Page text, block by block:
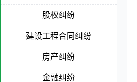
股权纠纷
建设工程合同纠纷
房产纠纷
金融纠纷